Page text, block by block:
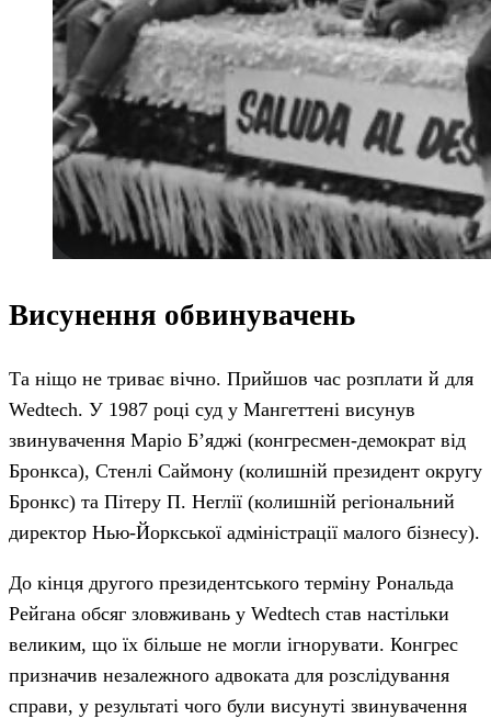
Висунення обвинувачень
Та ніщо не триває вічно. Прийшов час розплати й для
Wedtech. У 1987 році суд у Мангеттені висунув
звинувачення Маріо Б’яджі (конгресмен-демократ від
Бронкса), Стенлі Саймону (колишній президент округу
Бронкс) та Пітеру П. Неглії (колишній регіональний
директор Нью-Йоркської адміністрації малого бізнесу).
До кінця другого президентського терміну Рональда
Рейгана обсяг зловживань у Wedtech став настільки
великим, що їх більше не могли ігнорувати. Конгрес
призначив незалежного адвоката для розслідування
справи, у результаті чого були висунуті звинувачення